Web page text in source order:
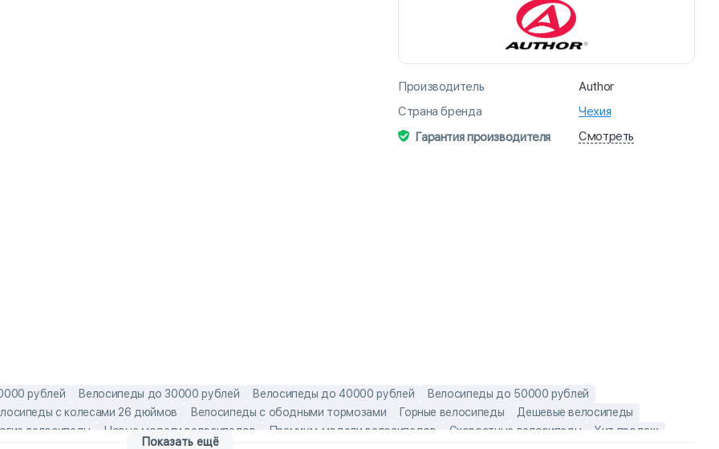
Производитель
Author
Страна бренда
Чехия
Гарантия производителя
Смотреть
рублей Велосипеды до 30000 рублей Велосипеды до 40000 рублей
Велосипеды до 50000 рублей
с колесами 26 дюймов Велосипеды с ободными тормозами Горные велосипеды
Дешевые велосипеды
велосипеды Новые модели велосипедов Премиум-модели велосипедов Скоростные велосипеды
Хит продаж
Показать ещё